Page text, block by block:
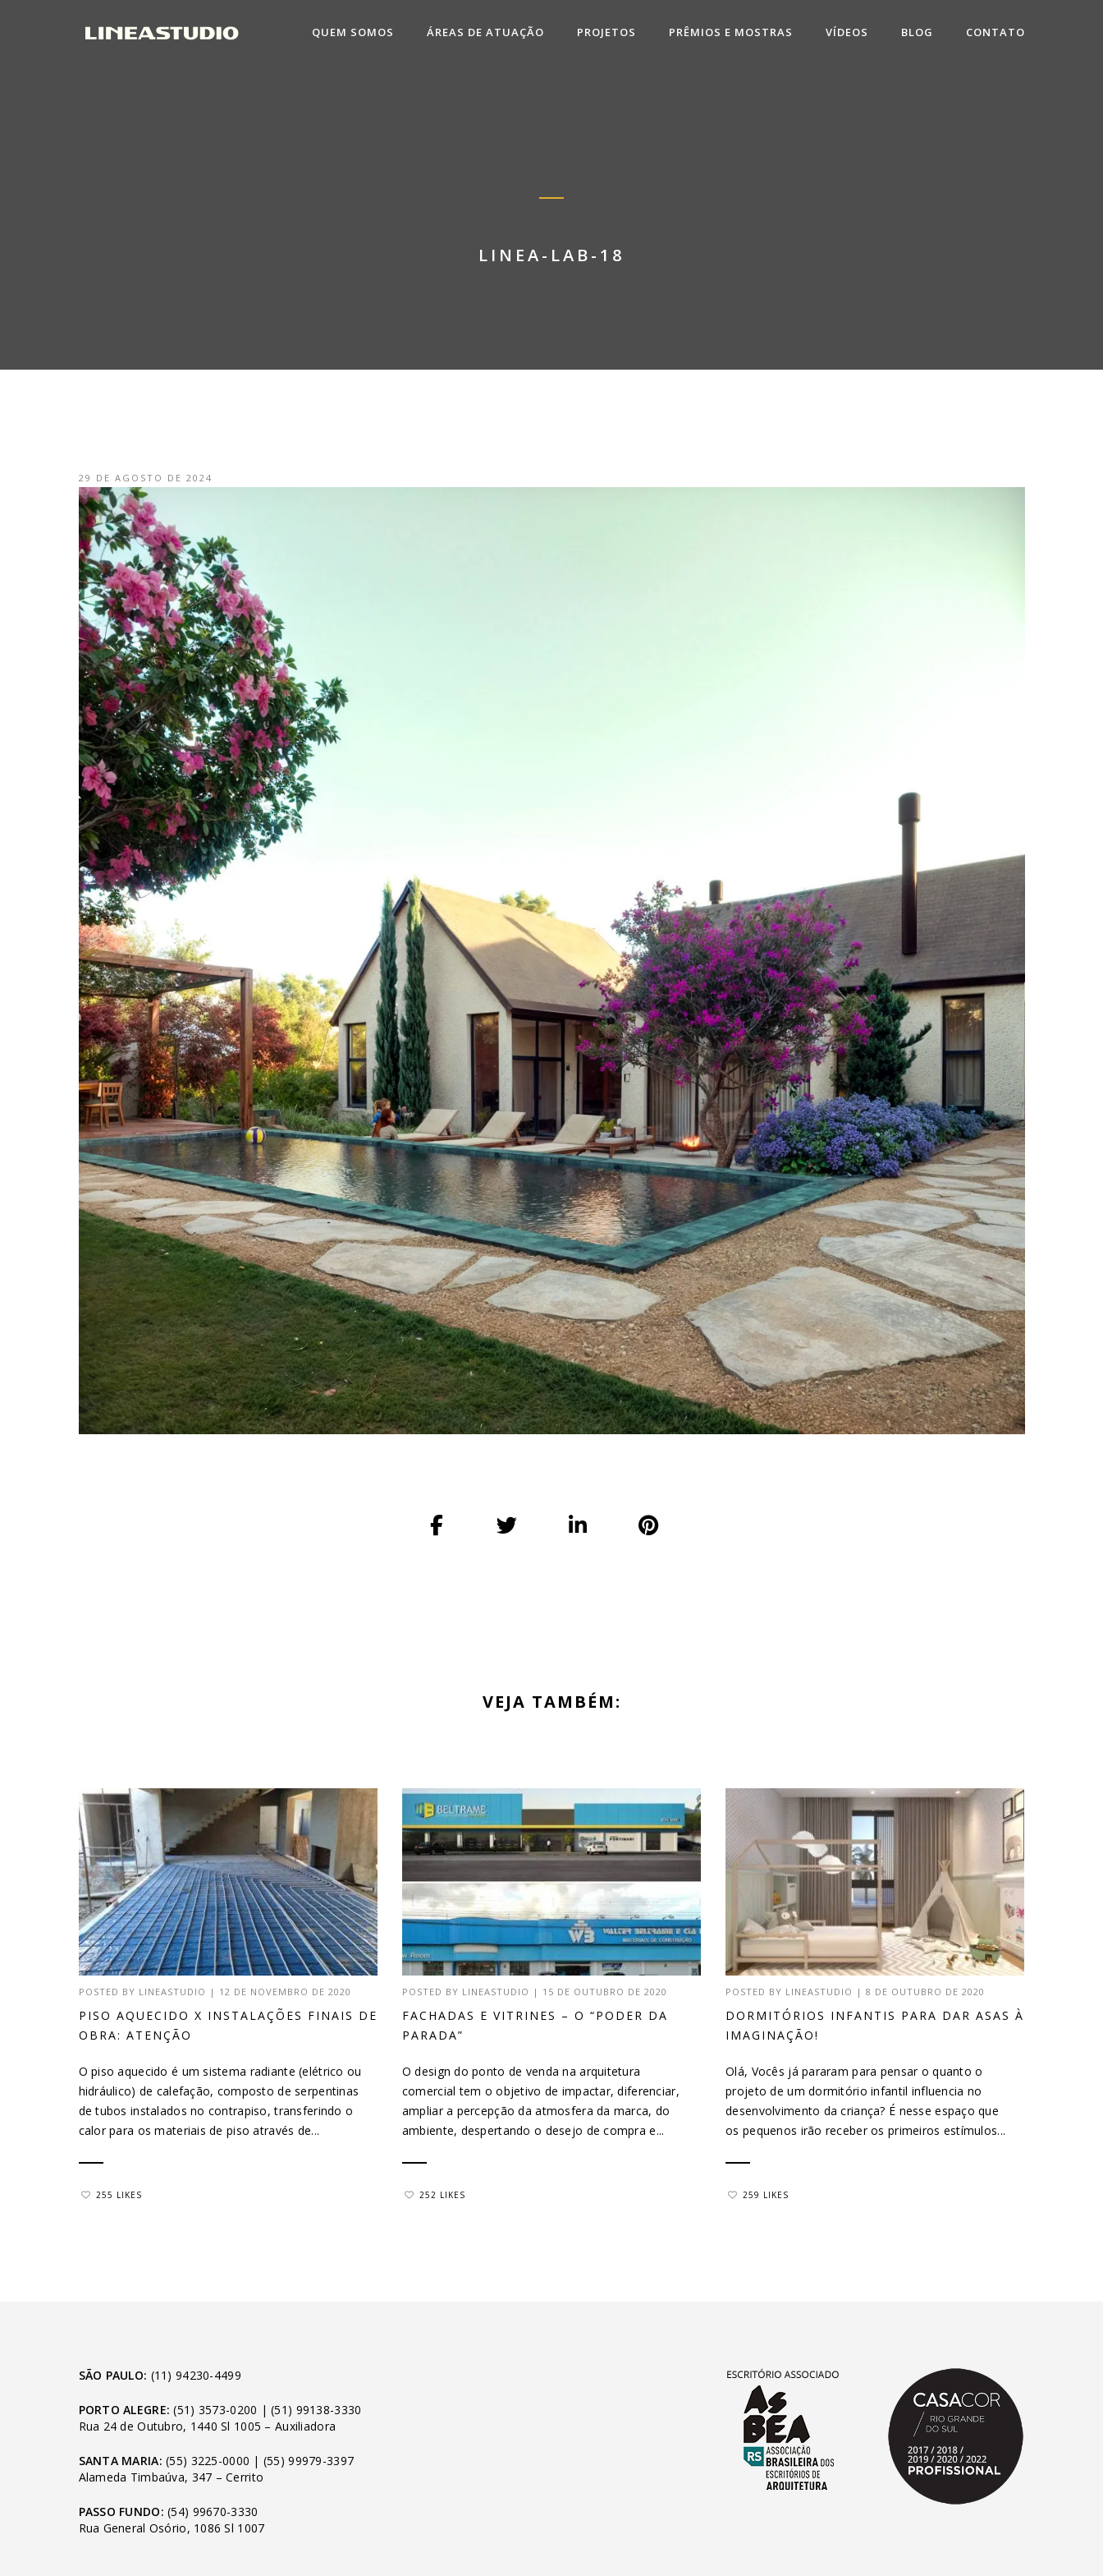
QUEM SOMOS ÁREAS DE ATUAÇÃO PROJETOS PRÊMIOS E MOSTRAS VÍDEOS BLOG CONTATO
LINEA-LAB-18
29 DE AGOSTO DE 2024
VEJA TAMBÉM:
POSTED BY LINEASTUDIO | 12 DE NOVEMBRO DE 2020
PISO AQUECIDO X INSTALAÇÕES FINAIS DE
OBRA: ATENÇÃO
O piso aquecido é um sistema radiante (elétrico ou
hidráulico) de calefação, composto de serpentinas
de tubos instalados no contrapiso, transferindo o
calor para os materiais de piso através de...
255 LIKES
POSTED BY LINEASTUDIO | 15 DE OUTUBRO DE 2020
FACHADAS E VITRINES – O “PODER DA
PARADA”
O design do ponto de venda na arquitetura
comercial tem o objetivo de impactar, diferenciar,
ampliar a percepção da atmosfera da marca, do
ambiente, despertando o desejo de compra e...
252 LIKES
POSTED BY LINEASTUDIO |8 DE OUTUBRO DE 2020
DORMITÓRIOS INFANTIS PARA DAR ASAS À
IMAGINAÇÃO!
Olá, Vocês já pararam para pensar o quanto o
projeto de um dormitório infantil influencia no
desenvolvimento da criança? É nesse espaço que
os pequenos irão receber os primeiros estímulos...
259 LIKES
SÃO PAULO: (11) 94230-4499
PORTO ALEGRE: (51) 3573-0200 |(51) 99138-3330
Rua 24 de Outubro, 1440 Sl 1005 – Auxiliadora
SANTA MARIA: (55) 3225-0000 | (55) 99979-3397
Alameda Timbaúva, 347 – Cerrito
PASSO FUNDO: (54) 99670-3330
Rua General Osório, 1086 Sl 1007